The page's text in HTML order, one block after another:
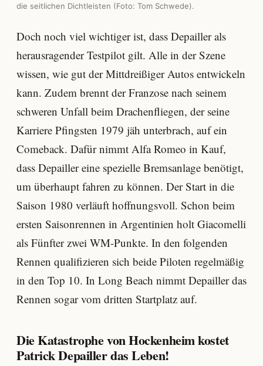
die seitlichen Dichtleisten (Foto: Tom Schwede).
Doch noch viel wichtiger ist, dass Depailler als
herausragender Testpilot gilt. Alle in der Szene
wissen, wie gut der Mittdreißiger Autos entwickeln
kann. Zudem brennt der Franzose nach seinem
schweren Unfall beim Drachenfliegen, der seine
Karriere Pfingsten 1979 jäh unterbrach, auf ein
Comeback. Dafür nimmt Alfa Romeo in Kauf,
dass Depailler eine spezielle Bremsanlage benötigt,
um überhaupt fahren zu können. Der Start in die
Saison 1980 verläuft hoffnungsvoll. Schon beim
ersten Saisonrennen in Argentinien holt Giacomelli
als Fünfter zwei WM-Punkte. In den folgenden
Rennen qualifizieren sich beide Piloten regelmäßig
in den Top 10. In Long Beach nimmt Depailler das
Rennen sogar vom dritten Startplatz auf.
Die Katastrophe von Hockenheim kostet
Patrick Depailler das Leben!